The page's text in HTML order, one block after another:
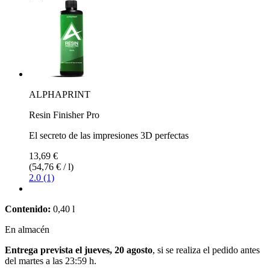
ALPHAPRINT
Resin Finisher Pro
El secreto de las impresiones 3D perfectas
13,69 €
(54,76 € / l)
2.0 (1)
Contenido: 0,40 l
En almacén
Entrega prevista el jueves, 20 agosto, si se realiza el pedido antes
del martes a las 23:59 h.